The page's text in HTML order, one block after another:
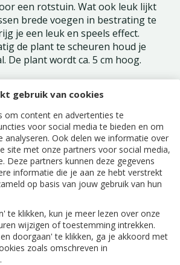
gebruik van cookies
om content en advertenties te
voor social media te bieden en om
analyseren. Ook delen we informatie over
site met onze partners voor social media,
Deze partners kunnen deze gegevens
informatie die je aan ze hebt verstrekt
op basis van jouw gebruik van hun
te klikken, kun je meer lezen over onze
wijzigen of toestemming intrekken.
doorgaan' te klikken, ga je akkoord met
zoals omschreven in
.
een rotstuin. Wat ook leuk lijkt
brede voegen in bestrating te
je een leuk en speels effect.
de plant te scheuren houd je
De plant wordt ca. 5 cm hoog.